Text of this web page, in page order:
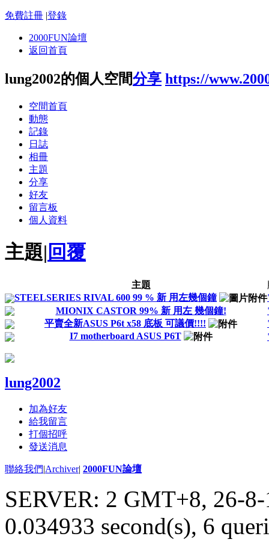
免費註冊 |登錄
2000FUN論壇
返回首頁
lung2002的個人空間分享 https://
空間首頁
動態
記錄
日誌
相冊
主題
分享
好友
留言板
個人資料
主題| 回覆
主題
STEELSERIES RIVAL 600 99 % 新 用左幾個鐘
MIONIX CASTOR 99% 新 用左 幾個鐘!
平賣全新ASUS P6t x58 底板 可議價!!!!
I7 motherboard ASUS P6T
lung2002
加為好友
給我留言
打個招呼
發送消息
聯絡我們|Archiver| 2000FUN論壇
SERVER: 2 GMT+8, 26-
0.034933 second(s), 6